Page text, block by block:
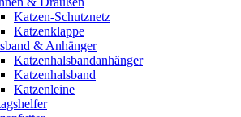
Katzen-Schutznetz
Katzenklappe
& Anhänger
Katzenhalsbandanhänger
Katzenhalsband
Katzenleine